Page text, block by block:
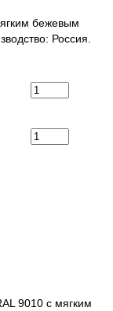
бежевым
Россия.
9010 с мягким